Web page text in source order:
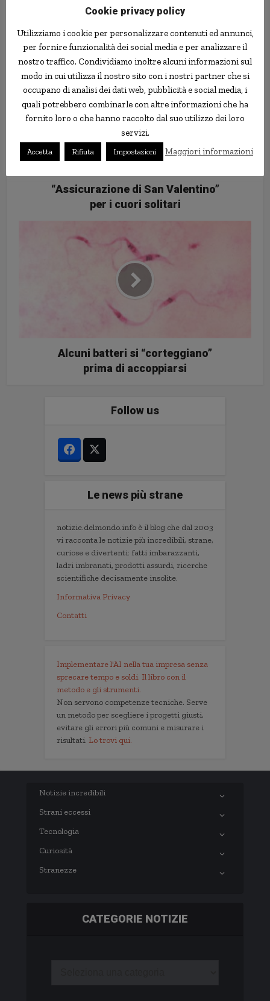
“Assicurazione di San Valentino”
per i cuori solitari
Alcuni batteri si “corteggiano”
prima di accoppiarsi
Follow us
Le news più strane
notizie.delmondo.info è il blog che dal 2003
vi racconta le notizie più incredibili, strane,
curiose e divertenti: fatti imbarazzanti,
ladri imbranati, prodotti assurdi, ricerche
scientifiche decisamente insolite.
Informativa Privacy
Contatti
Implementare l'AI nella tua impresa senza
sprecare tempo e soldi. Il libro con il
metodo e gli strumenti.
Non servono competenze tecniche. Serve
un metodo per scegliere i progetti giusti,
evitare gli errori più comuni e misurare i
risultati. Lo trovi qui.
Notizie incredibili
Strani eccessi
Tecnologia
Curiosità
Stranezze
CATEGORIE NOTIZIE
Cookie privacy policy
Utilizziamo i cookie per personalizzare contenuti ed annunci,
per fornire funzionalità dei social media e per analizzare il
nostro traffico. Condividiamo inoltre alcuni informazioni sul
modo in cui utilizza il nostro sito con i nostri partner che si
occupano di analisi dei dati web, pubblicità e social media, i
quali potrebbero combinarle con altre informazioni che ha
fornito loro o che hanno raccolto dal suo utilizzo dei loro
servizi.
Accetta Rifiuta Impostazioni Maggiori informazioni